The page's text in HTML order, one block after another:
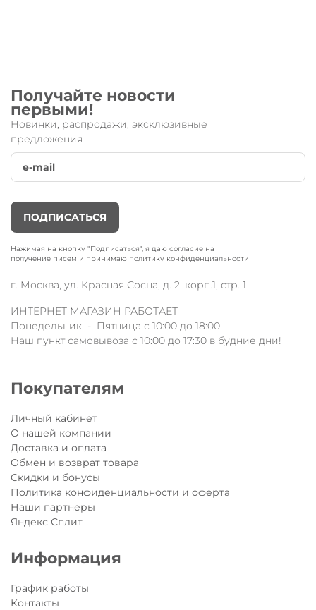
Получайте новости
первыми!
Новинки, распродажи, эксклюзивные
предложения
ПОДПИСАТЬСЯ
Нажимая на кнопку "Подписаться", я даю согласие на
получение писем и принимаю политику конфиденциальности
г. Москва, ул. Красная Сосна, д. 2. корп.1, стр. 1
ИНТЕРНЕТ МАГАЗИН РАБОТАЕТ
Понедельник - Пятница с 10:00 до 18:00
Наш пункт самовывоза с 10:00 до 17:30 в будние дни!
Покупателям
Личный кабинет
О нашей компании
Доставка и оплата
Обмен и возврат товара
Скидки и бонусы
Политика конфиденциальности и оферта
Наши партнеры
Яндекс Сплит
Информация
График работы
Контакты